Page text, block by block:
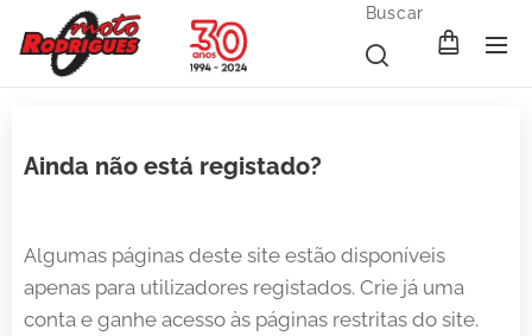
Buscar
Ainda não está registado?
Algumas páginas deste site estão disponíveis
apenas para utilizadores registados. Crie já uma
conta e ganhe acesso às páginas restritas do site.